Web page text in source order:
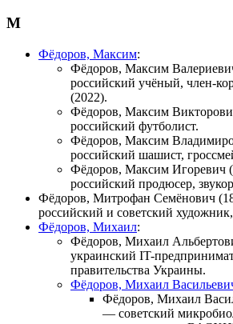
М
Фёдоров, Максим:
Фёдоров, Максим
российский учёный, член-
(2022).
Фёдоров, Максим
российский футболист.
Фёдоров, Максим
российский шашист,
Фёдоров, Максим Игоревич
российский продюсер,
Фёдоров, Митрофан Семёнович
российский и советский художник,
Фёдоров, Михаил:
Фёдоров, Михаил
украинский IT-
правительства Украины.
Фёдоров, Михаил
Фёдоров, Михаил
— советский